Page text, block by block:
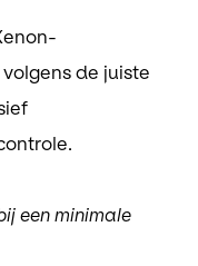
de juiste
een minimale